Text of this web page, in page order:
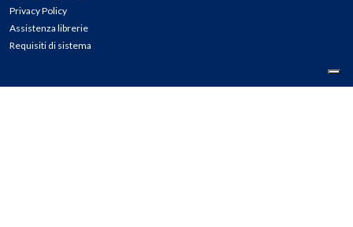
Privacy Policy
Assistenza librerie
Requisiti di sistema
CONTATTI